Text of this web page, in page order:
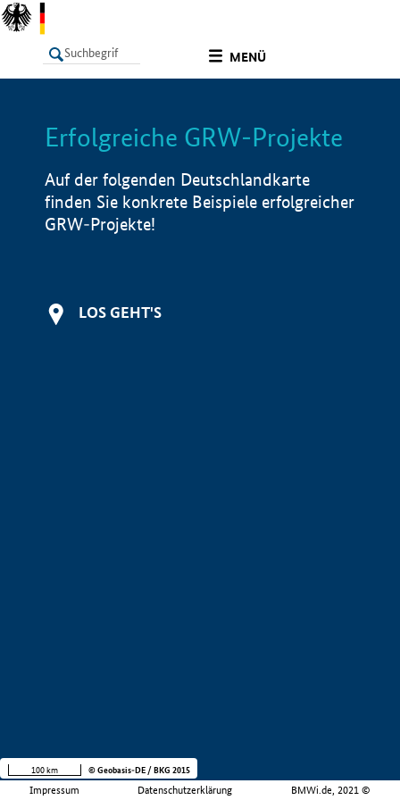
MENÜ
LISTE Info
Erfolgreiche GRW-Projekte
Auf der folgenden Deutschlandkarte
finden Sie konkrete Beispiele erfolgreicher
GRW-Projekte!
LOS GEHT'S
Impressum Datenschutzerklärung BMWi.de, 2021 ©
100 km © Geobasis-DE / BKG 2015